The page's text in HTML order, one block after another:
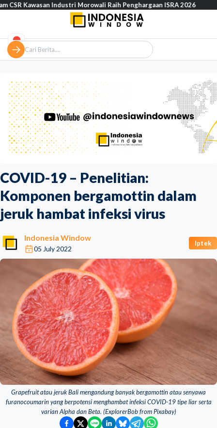
COVID-19 – Penelitian:
Komponen bergamottin dalam
jeruk hambat infeksi virus
Indonesia Window
05 July 2022
Iptek
Grapefruit atau jeruk Bali mengandung banyak bergamottin atau senyawa
furanocoumarin yang berpotensi menghambat infeksi COVID-19 tipe liar serta
varian Alpha dan Beta. (ExplorerBob from Pixabay)
Industri Morowali Raih Penghargaan ISRA 2026 Prof.